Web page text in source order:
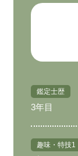
鑑定士歴
3年目
趣味・特技1